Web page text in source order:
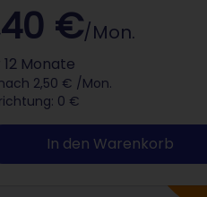
€/Mon.
Monate
2,50 € /Mon.
0 €
In den Warenkorb